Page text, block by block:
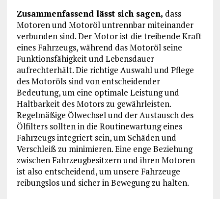
Zusammenfassend lässt sich sagen, dass
Motoren und Motoröl untrennbar miteinander
verbunden sind. Der Motor ist die treibende Kraft
eines Fahrzeugs, während das Motoröl seine
Funktionsfähigkeit und Lebensdauer
aufrechterhält. Die richtige Auswahl und Pflege
des Motoröls sind von entscheidender
Bedeutung, um eine optimale Leistung und
Haltbarkeit des Motors zu gewährleisten.
Regelmäßige Ölwechsel und der Austausch des
Ölfilters sollten in die Routinewartung eines
Fahrzeugs integriert sein, um Schäden und
Verschleiß zu minimieren. Eine enge Beziehung
zwischen Fahrzeugbesitzern und ihren Motoren
ist also entscheidend, um unsere Fahrzeuge
reibungslos und sicher in Bewegung zu halten.